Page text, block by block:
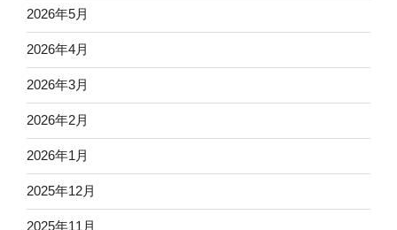
2026年5月
2026年4月
2026年3月
2026年2月
2026年1月
2025年12月
2025年11月